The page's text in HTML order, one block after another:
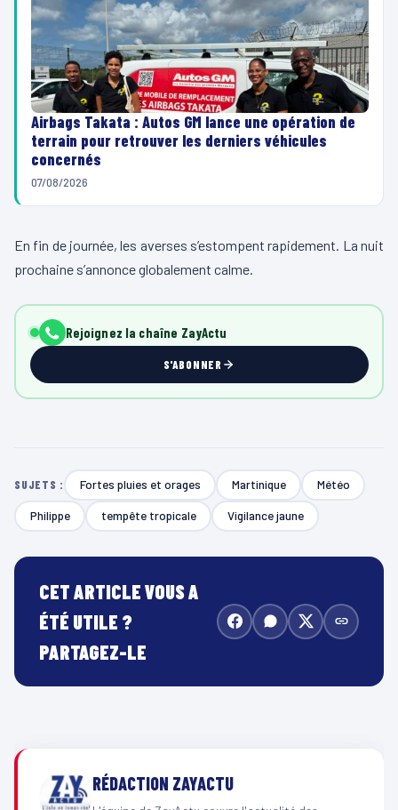
Airbags Takata : Autos GM lance une opération de
terrain pour retrouver les derniers véhicules
concernés
07/08/2026
En fin de journée, les averses s’estompent rapidement. La nuit
prochaine s’annonce globalement calme.
Rejoignez la chaîne ZayActu
S'ABONNER
SUJETS : Fortes pluies et orages Martinique Météo
Philippe tempête tropicale Vigilance jaune
CET ARTICLE VOUS A
ÉTÉ UTILE ?
PARTAGEZ-LE
RÉDACTION ZAYACTU